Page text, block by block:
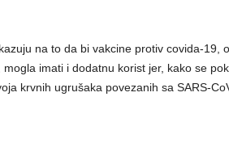
na to da bi vakcine protiv covida-19,
imati i dodatnu korist jer, kako se
krvnih ugrušaka povezanih sa SARS-